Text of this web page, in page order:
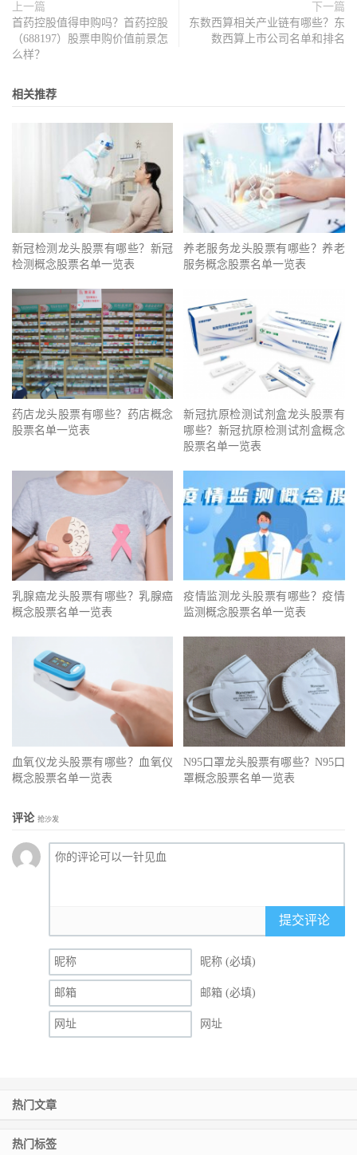
上一篇
首药控股值得申购吗？首药控股
（688197）股票申购价值前景怎
么样？
下一篇
东数西算相关产业链有哪些？东
数西算上市公司名单和排名
相关推荐
新冠检测龙头股票有哪些？新冠
检测概念股票名单一览表
养老服务龙头股票有哪些？养老
服务概念股票名单一览表
药店龙头股票有哪些？药店概念
股票名单一览表
新冠抗原检测试剂盒龙头股票有
哪些？新冠抗原检测试剂盒概念
股票名单一览表
乳腺癌龙头股票有哪些？乳腺癌
概念股票名单一览表
疫情监测龙头股票有哪些？疫情
监测概念股票名单一览表
血氧仪龙头股票有哪些？血氧仪
概念股票名单一览表
N95口罩龙头股票有哪些？N95口
罩概念股票名单一览表
评论 抢沙发
提交评论
昵称 (必填)
邮箱 (必填)
网址
热门文章
热门标签